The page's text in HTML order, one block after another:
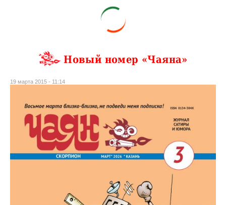
Новый номер «Чаяна»
19 марта 2015 - 11:14